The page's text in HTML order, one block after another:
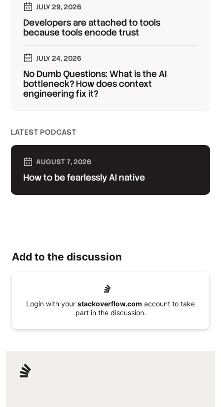
JULY 29, 2026
Developers are attached to tools
because tools encode trust
JULY 24, 2026
No Dumb Questions: What is the AI
bottleneck? How does context
engineering fix it?
LATEST PODCAST
AUGUST 7, 2026
How to be fearlessly AI native
Add to the discussion
Login with your stackoverflow.com account to take
part in the discussion.